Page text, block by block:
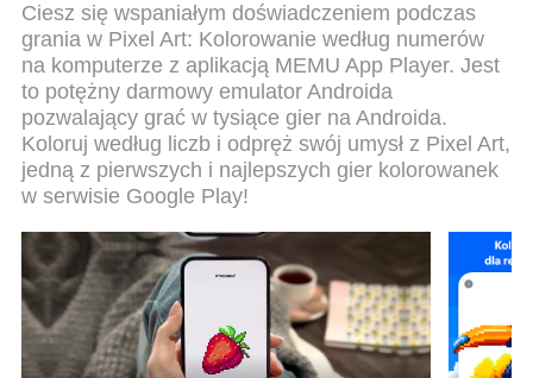
niepokojących połączeń. Zupełnie nowy MEmu 9 to
najlepszy wybór do grania w Pixel Art: Kolorowanie
według numerów na PC. Przygotowany dzięki
naszej wiedzy, znakomity, wstępnie ustawiony
system mapowania klawiszy sprawia, że Pixel Art:
Kolorowanie według numerów jest prawdziwą grą
na PC. Zakodowany naszą absorpcją, menedżer
wielu instancji umożliwia granie na 2 lub więcej
najważniejsze, nasz emulator może uwolnić pełny
potencjał twojego komputera, sprawić, że wszystko
będzie płynne. Dbamy nie tylko o to, jak grasz, ale
także o cały proces czerpania radości z grania.
Ciesz się wspaniałym doświadczeniem podczas
grania w Pixel Art: Kolorowanie według numerów
na komputerze z aplikacją MEMU App Player. Jest
to potężny darmowy emulator Androida
pozwalający grać w tysiące gier na Androida.
Koloruj według liczb i odpręż swój umysł z Pixel Art,
jedną z pierwszych i najlepszych gier kolorowanek
w serwisie Google Play!